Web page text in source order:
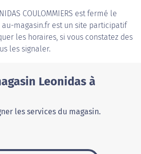
COULOMMIERS est fermé le
magasin.fr est un site participatif
les horaires, si vous constatez des
les signaler.
Leonidas à
les services du magasin.